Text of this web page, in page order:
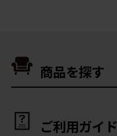
商品を探す
ご利用ガイド